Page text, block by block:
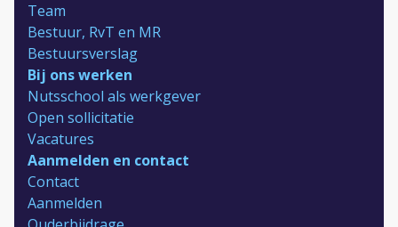
Team
Bestuur, RvT en MR
Bestuursverslag
Bij ons werken
Nutsschool als werkgever
Open sollicitatie
Vacatures
Aanmelden en contact
Contact
Aanmelden